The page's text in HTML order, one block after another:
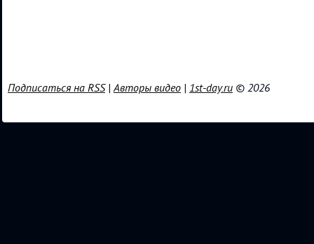
Подписаться на RSS|Авторы видео | 1st-day.ru © 2026